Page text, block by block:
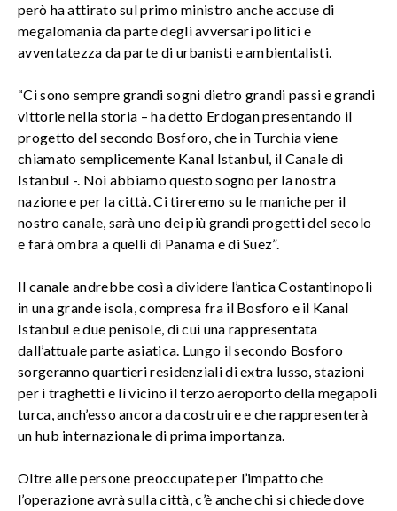
però ha attirato sul primo ministro anche accuse di
megalomania da parte degli avversari politici e
avventatezza da parte di urbanisti e ambientalisti.
“Ci sono sempre grandi sogni dietro grandi passi e grandi
vittorie nella storia – ha detto Erdogan presentando il
progetto del secondo Bosforo, che in Turchia viene
chiamato semplicemente Kanal Istanbul, il Canale di
Istanbul -. Noi abbiamo questo sogno per la nostra
nazione e per la città. Ci tireremo su le maniche per il
nostro canale, sarà uno dei più grandi progetti del secolo
e farà ombra a quelli di Panama e di Suez”.
Il canale andrebbe così a dividere l’antica Costantinopoli
in una grande isola, compresa fra il Bosforo e il Kanal
Istanbul e due penisole, di cui una rappresentata
dall’attuale parte asiatica. Lungo il secondo Bosforo
sorgeranno quartieri residenziali di extra lusso, stazioni
per i traghetti e lì vicino il terzo aeroporto della megapoli
turca, anch’esso ancora da costruire e che rappresenterà
un hub internazionale di prima importanza.
Oltre alle persone preoccupate per l’impatto che
l’operazione avrà sulla città, c’è anche chi si chiede dove